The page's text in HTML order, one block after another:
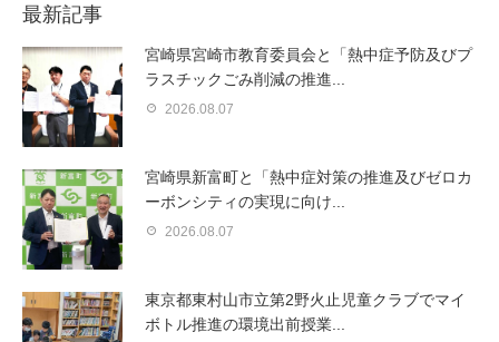
最新記事
宮崎県宮崎市教育委員会と「熱中症予防及びプ
ラスチックごみ削減の推進...
2026.08.07
宮崎県新富町と「熱中症対策の推進及びゼロカ
ーボンシティの実現に向け...
2026.08.07
東京都東村山市立第2野火止児童クラブでマイ
ボトル推進の環境出前授業...